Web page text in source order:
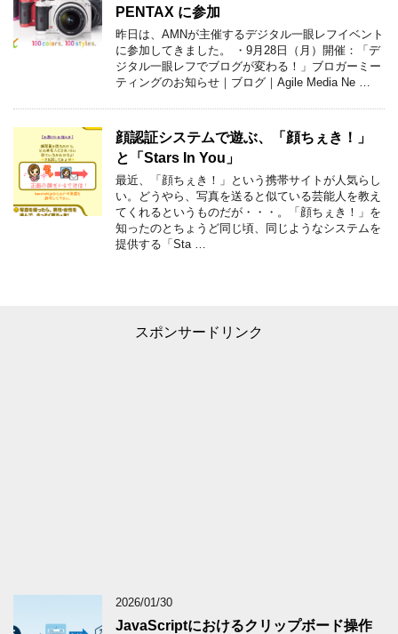
PENTAX に参加
昨日は、AMNが主催するデジタル一眼レフイベント
に参加してきました。 ・9月28日（月）開催：「デ
ジタル一眼レフでブログが変わる！」ブロガーミー
ティングのお知らせ｜ブログ｜Agile Media Ne …
顔認証システムで遊ぶ、「顔ちぇき！」
と「Stars In You」
最近、「顔ちぇき！」という携帯サイトが人気らし
い。どうやら、写真を送ると似ている芸能人を教え
てくれるというものだが・・・。「顔ちぇき！」を
知ったのとちょうど同じ頃、同じようなシステムを
提供する「Sta …
スポンサードリンク
2026/01/30
JavaScriptにおけるクリップボード操作